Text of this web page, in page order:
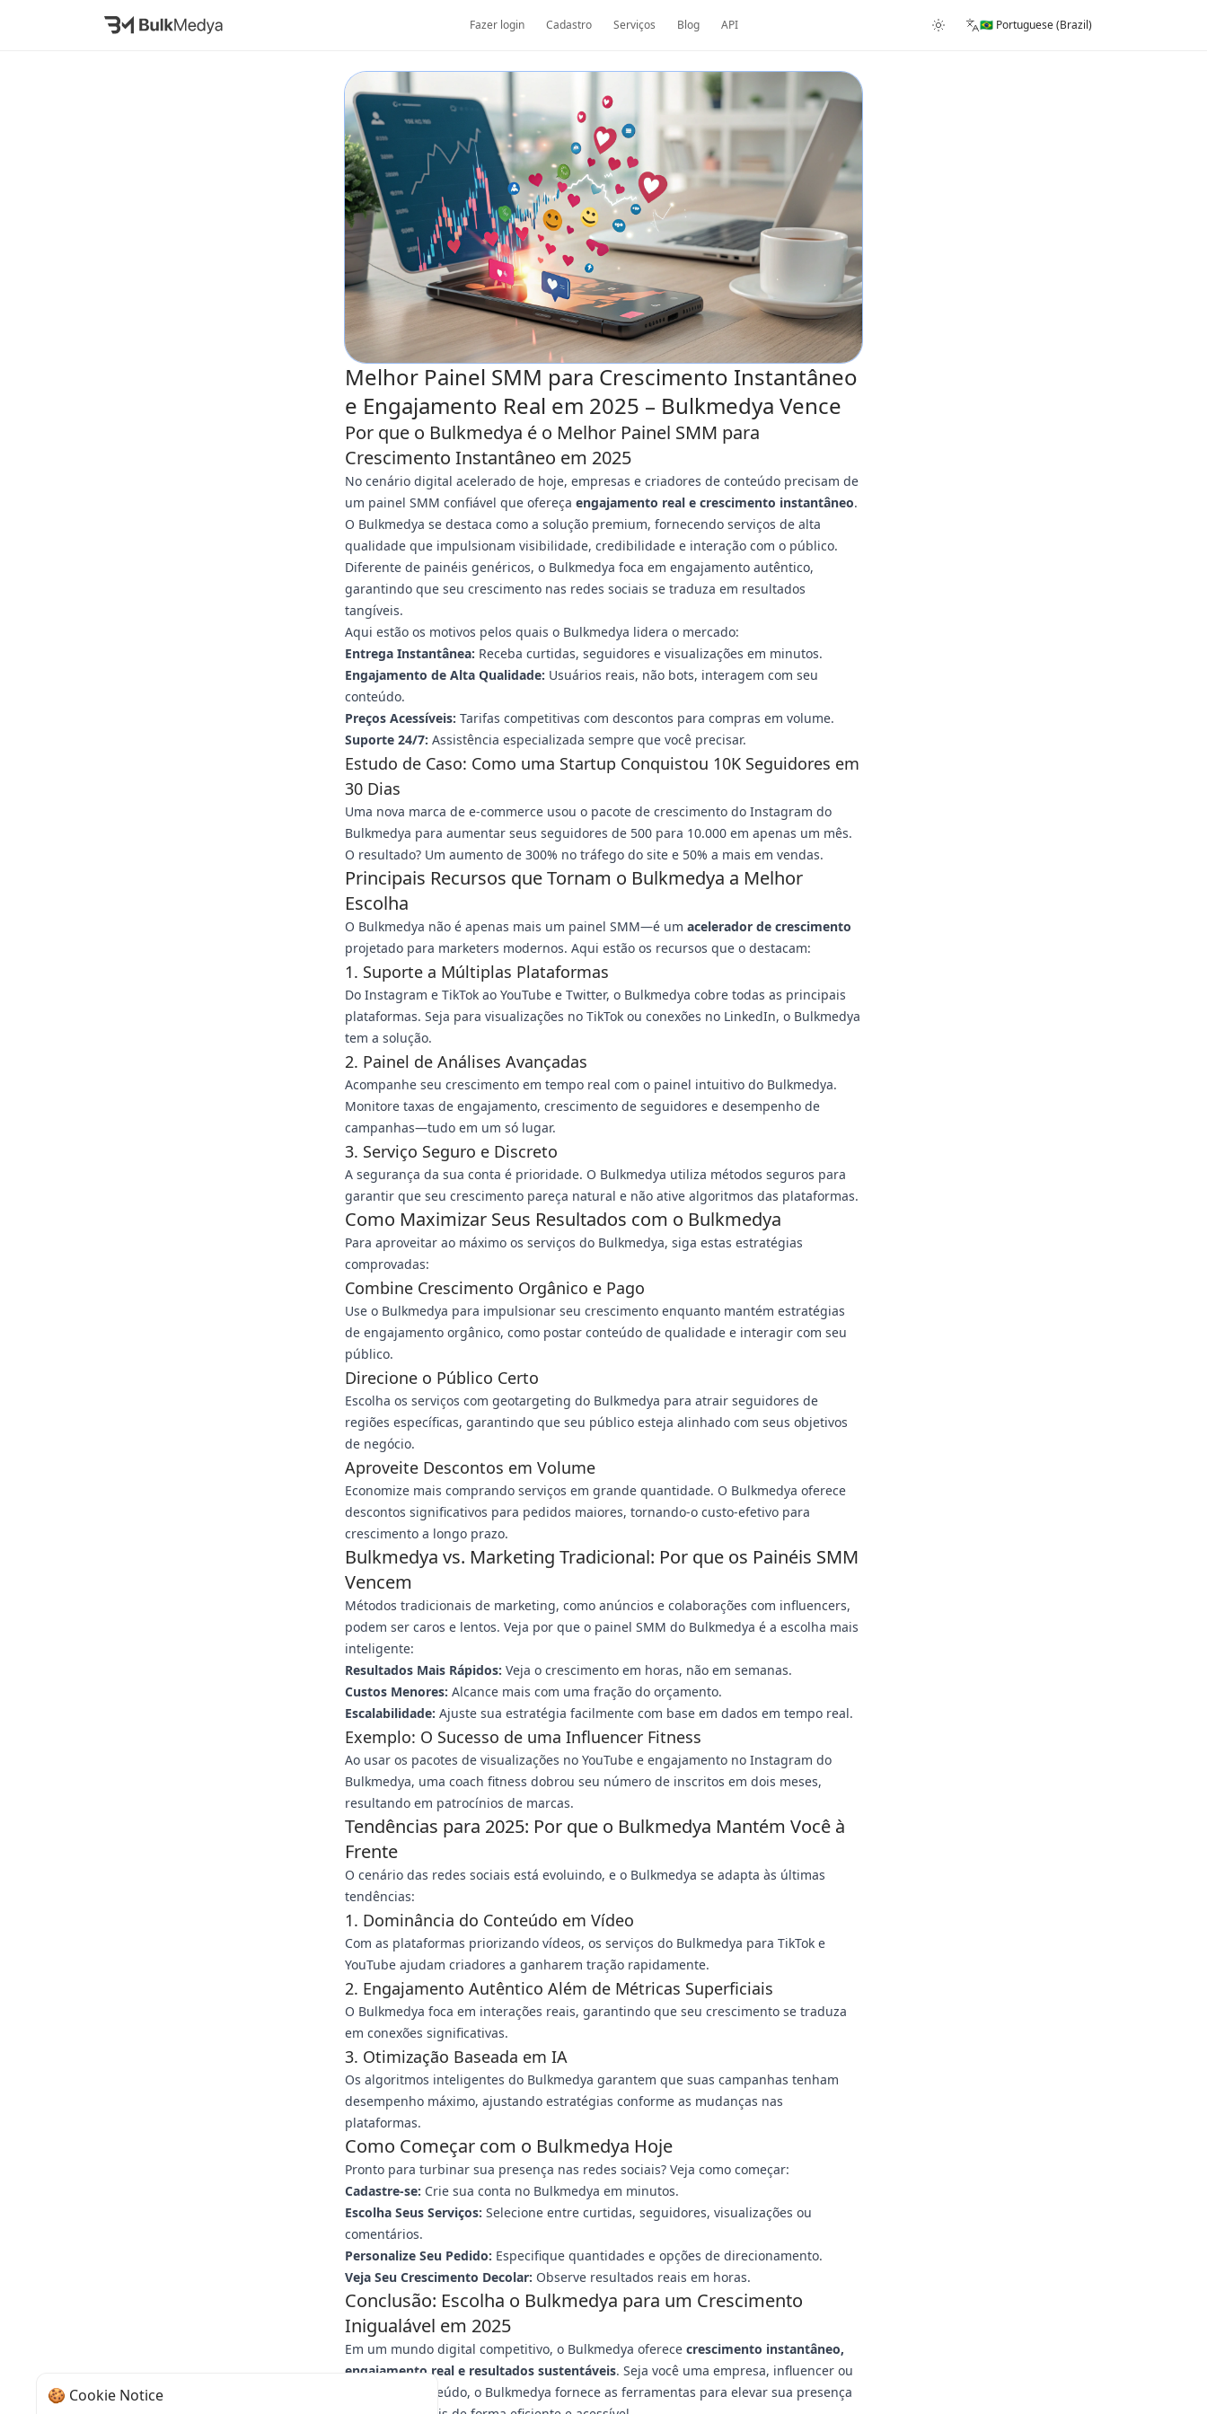
Fazer login Cadastro Serviços Blog API 🇧🇷 Portuguese (Brazil)
Melhor Painel SMM para Crescimento Instantâneo
e Engajamento Real em 2025 – Bulkmedya Vence
Por que o Bulkmedya é o Melhor Painel SMM para
Crescimento Instantâneo em 2025
No cenário digital acelerado de hoje, empresas e criadores de conteúdo precisam de
um painel SMM confiável que ofereça engajamento real e crescimento instantâneo.
O Bulkmedya se destaca como a solução premium, fornecendo serviços de alta
qualidade que impulsionam visibilidade, credibilidade e interação com o público.
Diferente de painéis genéricos, o Bulkmedya foca em engajamento autêntico,
garantindo que seu crescimento nas redes sociais se traduza em resultados
tangíveis.
Aqui estão os motivos pelos quais o Bulkmedya lidera o mercado:
Entrega Instantânea: Receba curtidas, seguidores e visualizações em minutos.
Engajamento de Alta Qualidade: Usuários reais, não bots, interagem com seu
conteúdo.
Preços Acessíveis: Tarifas competitivas com descontos para compras em volume.
Suporte 24/7: Assistência especializada sempre que você precisar.
Estudo de Caso: Como uma Startup Conquistou 10K Seguidores em
30 Dias
Uma nova marca de e-commerce usou o pacote de crescimento do Instagram do
Bulkmedya para aumentar seus seguidores de 500 para 10.000 em apenas um mês.
O resultado? Um aumento de 300% no tráfego do site e 50% a mais em vendas.
Principais Recursos que Tornam o Bulkmedya a Melhor
Escolha
O Bulkmedya não é apenas mais um painel SMM—é um acelerador de crescimento
projetado para marketers modernos. Aqui estão os recursos que o destacam:
1. Suporte a Múltiplas Plataformas
Do Instagram e TikTok ao YouTube e Twitter, o Bulkmedya cobre todas as principais
plataformas. Seja para visualizações no TikTok ou conexões no LinkedIn, o Bulkmedya
tem a solução.
2. Painel de Análises Avançadas
Acompanhe seu crescimento em tempo real com o painel intuitivo do Bulkmedya.
Monitore taxas de engajamento, crescimento de seguidores e desempenho de
campanhas—tudo em um só lugar.
3. Serviço Seguro e Discreto
A segurança da sua conta é prioridade. O Bulkmedya utiliza métodos seguros para
garantir que seu crescimento pareça natural e não ative algoritmos das plataformas.
Como Maximizar Seus Resultados com o Bulkmedya
Para aproveitar ao máximo os serviços do Bulkmedya, siga estas estratégias
comprovadas:
Combine Crescimento Orgânico e Pago
Use o Bulkmedya para impulsionar seu crescimento enquanto mantém estratégias
de engajamento orgânico, como postar conteúdo de qualidade e interagir com seu
público.
Direcione o Público Certo
Escolha os serviços com geotargeting do Bulkmedya para atrair seguidores de
regiões específicas, garantindo que seu público esteja alinhado com seus objetivos
de negócio.
Aproveite Descontos em Volume
Economize mais comprando serviços em grande quantidade. O Bulkmedya oferece
descontos significativos para pedidos maiores, tornando-o custo-efetivo para
crescimento a longo prazo.
Bulkmedya vs. Marketing Tradicional: Por que os Painéis SMM
Vencem
Métodos tradicionais de marketing, como anúncios e colaborações com influencers,
podem ser caros e lentos. Veja por que o painel SMM do Bulkmedya é a escolha mais
inteligente:
Resultados Mais Rápidos: Veja o crescimento em horas, não em semanas.
Custos Menores: Alcance mais com uma fração do orçamento.
Escalabilidade: Ajuste sua estratégia facilmente com base em dados em tempo real.
Exemplo: O Sucesso de uma Influencer Fitness
Ao usar os pacotes de visualizações no YouTube e engajamento no Instagram do
Bulkmedya, uma coach fitness dobrou seu número de inscritos em dois meses,
resultando em patrocínios de marcas.
Tendências para 2025: Por que o Bulkmedya Mantém Você à
Frente
O cenário das redes sociais está evoluindo, e o Bulkmedya se adapta às últimas
tendências:
1. Dominância do Conteúdo em Vídeo
Com as plataformas priorizando vídeos, os serviços do Bulkmedya para TikTok e
YouTube ajudam criadores a ganharem tração rapidamente.
2. Engajamento Autêntico Além de Métricas Superficiais
O Bulkmedya foca em interações reais, garantindo que seu crescimento se traduza
em conexões significativas.
3. Otimização Baseada em IA
Os algoritmos inteligentes do Bulkmedya garantem que suas campanhas tenham
desempenho máximo, ajustando estratégias conforme as mudanças nas
plataformas.
Como Começar com o Bulkmedya Hoje
Pronto para turbinar sua presença nas redes sociais? Veja como começar:
Cadastre-se: Crie sua conta no Bulkmedya em minutos.
Escolha Seus Serviços: Selecione entre curtidas, seguidores, visualizações ou
comentários.
Personalize Seu Pedido: Especifique quantidades e opções de direcionamento.
Veja Seu Crescimento Decolar: Observe resultados reais em horas.
Conclusão: Escolha o Bulkmedya para um Crescimento
Inigualável em 2025
Em um mundo digital competitivo, o Bulkmedya oferece crescimento instantâneo,
engajamento real e resultados sustentáveis. Seja você uma empresa, influencer ou
criador de conteúdo, o Bulkmedya fornece as ferramentas para elevar sua presença
🍪 Cookie Notice